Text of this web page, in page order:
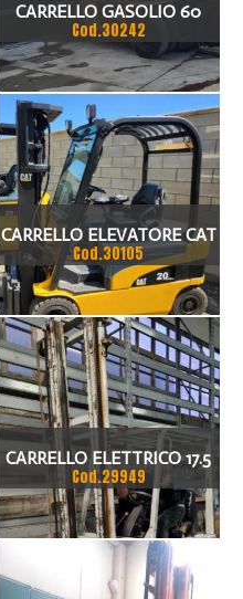
CARRELLO GASOLIO 60
Q.LICAT DP 60 ANNO 2002
ALZATA LIBERA 6000
TRIPLEX GAL MOTORE
MITSUBISHI 6 CILINDRI
PERFETTO IMPIANTO LU
Cod.30242
CARRELLO ELEVATORE CAT
EP 20 CN
Cod.30105
CARRELLO ELETTRICO 17.5
TON
Cod.29949